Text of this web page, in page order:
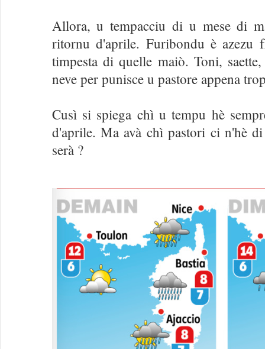
Allora, u tempacciu di u mese di
ritornu d'aprile. Furibondu è azezu
timpesta di quelle maiò. Toni,
neve per punisce u pastore appena
Cusì si spiega chì u tempu hè
d'aprile. Ma avà chì pastori ci n'hè
serà ?